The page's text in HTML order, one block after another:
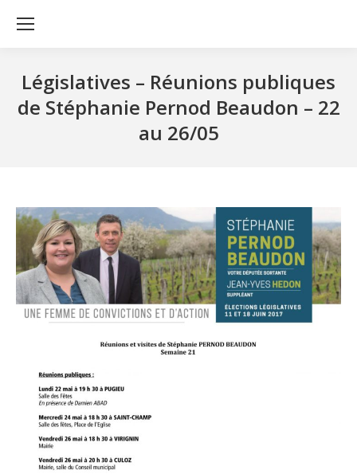
Législatives – Réunions publiques
de Stéphanie Pernod Beaudon – 22
au 26/05